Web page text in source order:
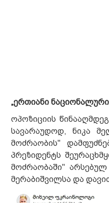
„ერთიანი
ოპოზიციის
სავარაუდოდ, ნიკა
მოძრაობის"
პრეზიდენტს
მოძრაობაში" არსებულ
მერაბიშვილსა და